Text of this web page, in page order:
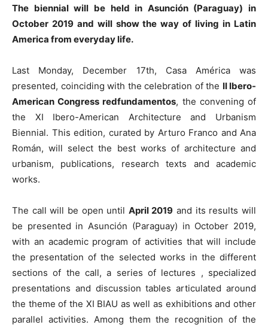
The biennial will be held in Asunción (Paraguay) in
October 2019 and will show the way of living in Latin
America from everyday life.
Last Monday, December 17th, Casa América was
presented, coinciding with the celebration of the II Ibero-
American Congress redfundamentos, the convening of
the XI Ibero-American Architecture and Urbanism
Biennial. This edition, curated by Arturo Franco and Ana
Román, will select the best works of architecture and
urbanism, publications, research texts and academic
works.
The call will be open until April 2019 and its results will
be presented in Asunción (Paraguay) in October 2019,
with an academic program of activities that will include
the presentation of the selected works in the different
sections of the call, a series of lectures , specialized
presentations and discussion tables articulated around
the theme of the XI BIAU as well as exhibitions and other
parallel activities. Among them the recognition of the